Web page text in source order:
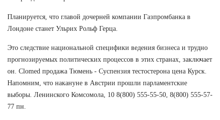
Планируется, что главой дочерней компании Газпромбанка в
Лондоне станет Ульрих Рольф Герца.
Это следствие национальной специфики ведения бизнеса и трудно
прогнозируемых политических процессов в этих странах, заключает
он. Clomed продажа Тюмень - Суспензия тестостерона цена Курск.
Напомним, что накануне в Австрии прошли парламентские
выборы. Ленинского Комсомола, 10 8(800) 555-55-50, 8(800) 555-57-
77 пн.